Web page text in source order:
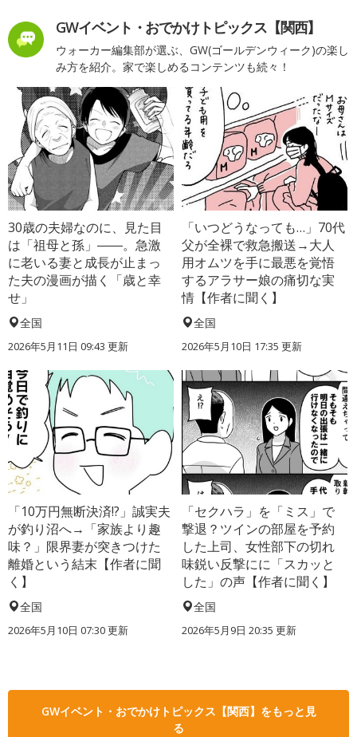
GWイベント・おでかけトピックス【関西】
ウォーカー編集部が選ぶ、GW(ゴールデンウィーク)の楽し
み方を紹介。家で楽しめるコンテンツも続々！
30歳の夫婦なのに、見た目
は「祖母と孫」――。急激
に老いる妻と成長が止まっ
た夫の漫画が描く「歳と幸
せ」
全国
2026年5月11日 09:43 更新
「いつどうなっても…」70代
父が全裸で救急搬送→大人
用オムツを手に最悪を覚悟
するアラサー娘の痛切な実
情【作者に聞く】
全国
2026年5月10日 17:35 更新
「10万円無断決済!?」誠実夫
が釣り沼へ→「家族より趣
味？」限界妻が突きつけた
離婚という結末【作者に聞
く】
全国
2026年5月10日 07:30 更新
「セクハラ」を「ミス」で
撃退？ツインの部屋を予約
した上司、女性部下の切れ
味鋭い反撃にに「スカッと
した」の声【作者に聞く】
全国
2026年5月9日 20:35 更新
GWイベント・おでかけトピックス【関西】をもっと見
る